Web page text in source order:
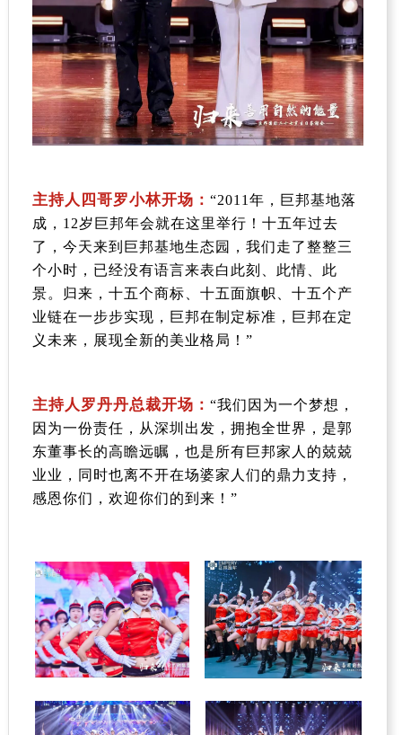
主持人四哥罗小林开场：“2011年，巨邦基地落
成， 12岁巨邦年会就在这里举行！十五年过去
了，今天来到巨邦基地生态园，我们走了整整三
个小时，已经没有语言来表白此刻、此情、此
景。归来，十五个商标、十五面旗帜、十五个产
业链在一步步实现，巨邦在制定标准，巨邦在定
义未来，展现全新的美业格局！”
主持人罗丹丹总裁开场：“我们因为一个梦想，
因为一份责任，从深圳出发，拥抱全世界，是郭
东董事长的高瞻远瞩，也是所有巨邦家人的兢兢
业业，同时也离不开在场婆家人们的鼎力支持，
感恩你们，欢迎你们的到来！”